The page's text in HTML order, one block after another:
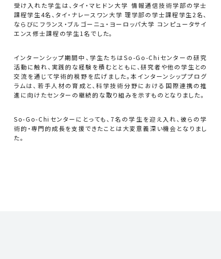
受け入れた学生は、タイ・マヒドン大学 情報通信技術学部の学士
課程学生4名、タイ・ナレースワン大学 理学部の学士課程学生2名、
ならびにフランス・ブルゴーニュ・ヨーロッパ大学 コンピュータサイ
エンス修士課程の学生1名でした。
インターンシップ期間中、学生たちはSo-Go-Chiセンターの研究
活動に触れ、実践的な経験を積むとともに、研究者や他の学生との
交流を通じて学術的視野を広げました。本インターンシッププログ
ラムは、若手人材の育成と、科学技術分野における国際連携の推
進に向けたセンターの継続的な取り組みを示すものとなりました。
So-Go-Chiセンターにとっても、7名の学生を迎え入れ、彼らの学
術的・専門的成長を支援できたことは大変意義深い機会となりまし
た。